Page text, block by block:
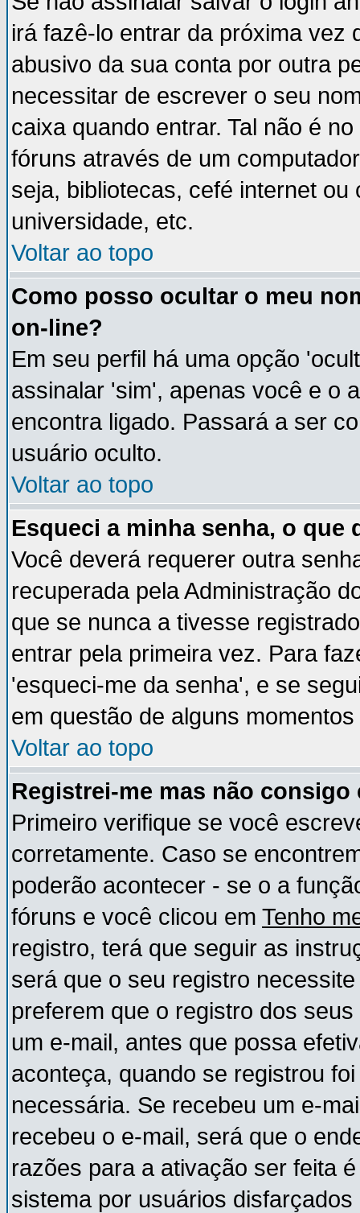
irá fazê-lo entrar da próxima vez
abusivo da sua conta por outra
necessitar de escrever o seu
caixa quando entrar. Tal não é
fóruns através de um
seja, bibliotecas, cefé internet
universidade, etc.
Voltar ao topo
Como posso ocultar o meu
on-line?
Em seu perfil há uma opção
assinalar 'sim', apenas você e o
encontra ligado. Passará a ser
usuário oculto.
Voltar ao topo
Esqueci a minha senha, o que
Você deverá requerer outra
recuperada pela Administração
que se nunca a tivesse
entrar pela primeira vez. Para
'esqueci-me da senha', e se
em questão de alguns momentos
Voltar ao topo
Registrei-me mas não
Primeiro verifique se você
corretamente. Caso se
poderão acontecer - se o a
fóruns e você clicou em Tenho
registro, terá que seguir as
será que o seu registro
preferem que o registro dos
um e-mail, antes que possa
aconteça, quando se registrou
necessária. Se recebeu um e-
recebeu o e-mail, será que o
razões para a ativação ser feita
sistema por usuários